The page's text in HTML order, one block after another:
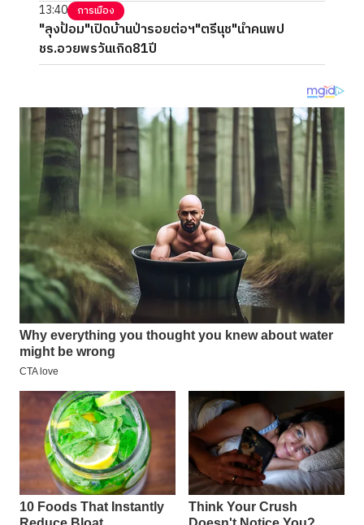
13:40 การเมือง
"ลุงป้อม"เปิดบ้านป่ารอยต่อฯ"ตรีนุช"นำคนพป
ชร.อวยพรวันเกิด81ปี